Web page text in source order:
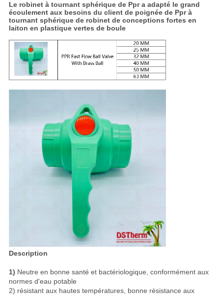
Le robinet à tournant sphérique de Ppr a adapté le grand
écoulement aux besoins du client de poignée de Ppr à
tournant sphérique de robinet de conceptions fortes en
laiton en plastique vertes de boule
Description
1) Neutre en bonne santé et bactériologique, conformément aux
normes d'eau potable
2) résistant aux hautes températures, bonne résistance aux